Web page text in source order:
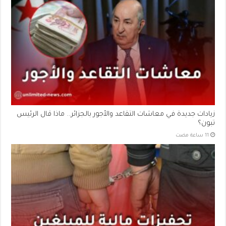
زيادات جديدة في معاشات التقاعد والأجور بالجزائر.. ماذا قال الرئيس
تبون؟